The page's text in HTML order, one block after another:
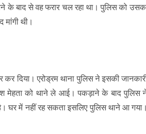
के बाद से वह फरार चल रहा था। पुलिस को
मांगी थी।
दिया। एरोड्रम थाना पुलिस ने इसकी
मेहता को थाने ले आई। पकड़ाने के बाद पुलिस
घर में नहीं रह सकता इसलिए पुलिस थाने आ